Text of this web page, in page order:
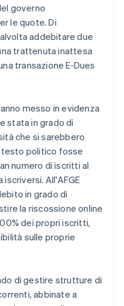
governo
le quote. Di
addebitare due
trattenuta inattesa
transazione E-Dues
messo in evidenza
stata in grado di
che si sarebbero
politico fosse
numero di iscritti al
All'AFGE
in grado di
la riscossione online
dei propri iscritti,
sulle proprie
di gestire strutture di
abbinate a